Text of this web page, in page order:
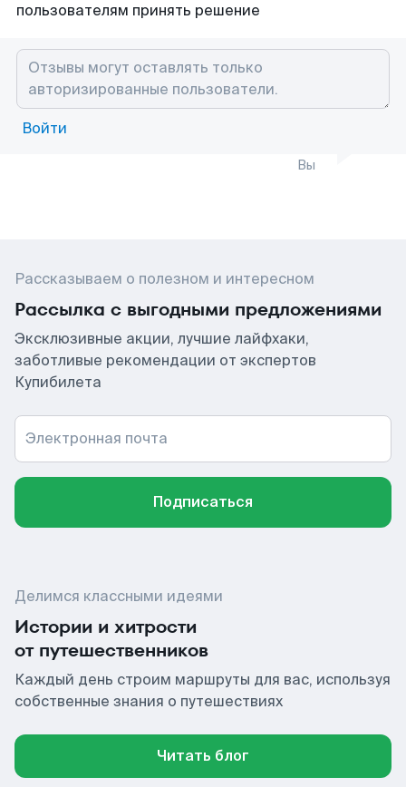
пользователям принять решение
Войти
Вы
Рассказываем о полезном и интересном
Рассылка с выгодными предложениями
Эксклюзивные акции, лучшие лайфхаки,
заботливые рекомендации от экспертов
Купибилета
Электронная почта
Подписаться
Делимся классными идеями
Истории и хитрости
от путешественников
Каждый день строим маршруты для вас, используя
собственные знания о путешествиях
Читать блог